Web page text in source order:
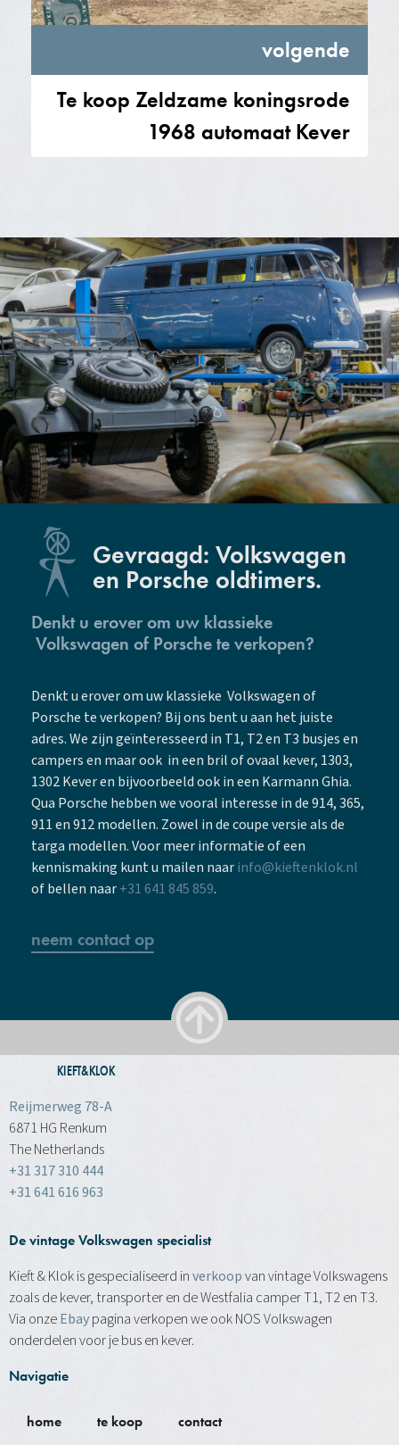
volgende
Te koop Zeldzame koningsrode
1968 automaat Kever
Gevraagd: Volkswagen
en Porsche oldtimers.
Denkt u erover om uw klassieke
Volkswagen of Porsche te verkopen?
Denkt u erover om uw klassieke Volkswagen of
Porsche te verkopen? Bij ons bent u aan het juiste
adres. We zijn geïnteresseerd in T1, T2 en T3 busjes en
campers en maar ook in een bril of ovaal kever, 1303,
1302 Kever en bijvoorbeeld ook in een Karmann Ghia.
Qua Porsche hebben we vooral interesse in de 914, 365,
911 en 912 modellen. Zowel in de coupe versie als de
targa modellen. Voor meer informatie of een
kennismaking kunt u mailen naarinfo@kieftenklok.nl
of bellen naar+31 641 845 859.
neem contact op
KIEFT&KLOK
Reijmerweg 78-A
6871 HG Renkum
The Netherlands
+31 317 310 444
+31 641 616 963
De vintage Volkswagen specialist
Kieft & Klok is gespecialiseerd inverkoopvan vintage Volkswagens
zoals de kever, transporter en de Westfalia camper T1, T2 en T3.
Via onzeEbaypagina verkopen we ook NOS Volkswagen
onderdelen voor je bus en kever.
Navigatie
home te koop contact